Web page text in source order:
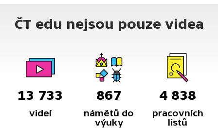
ČT edu nejsou pouze videa
13 733
videí
867
námětů do
výuky
4 838
pracovních
listů